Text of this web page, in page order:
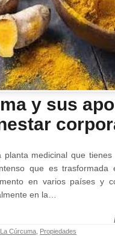
y sus
planta medicinal que
que es trasformada
en varios países y
en la…
La Cúrcuma Propiedades